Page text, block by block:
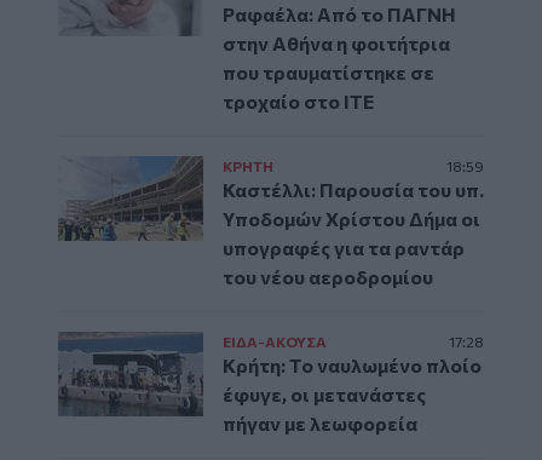
Ραφαέλα: Από το ΠΑΓΝΗ
στην Αθήνα η φοιτήτρια
που τραυματίστηκε σε
τροχαίο στο ΙΤΕ
ΚΡΗΤΗ 18:59
Καστέλλι: Παρουσία του υπ.
Υποδομών Χρίστου Δήμα οι
υπογραφές για τα ραντάρ
του νέου αεροδρομίου
ΕΙΔΑ-ΑΚΟΥΣΑ 17:28
Κρήτη: Το ναυλωμένο πλοίο
έφυγε, οι μετανάστες
πήγαν με λεωφορεία